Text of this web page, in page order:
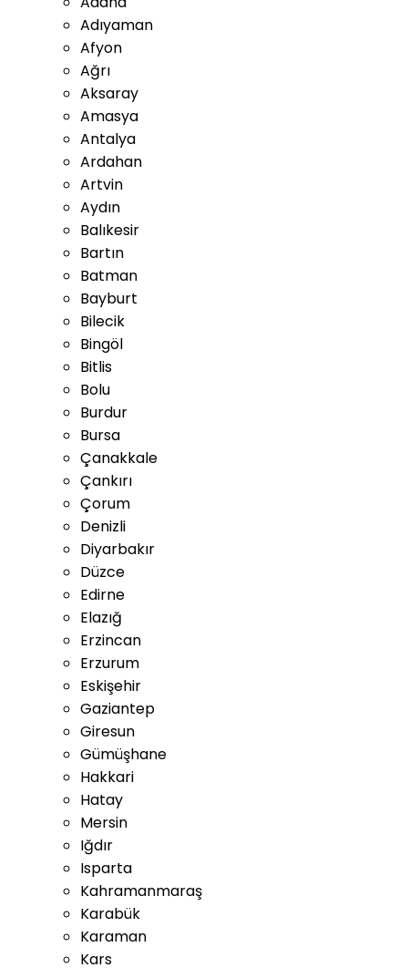
Adıyaman
Afyon
Ağrı
Aksaray
Amasya
Antalya
Ardahan
Artvin
Aydın
Balıkesir
Bartın
Batman
Bayburt
Bilecik
Bingöl
Bitlis
Bolu
Burdur
Bursa
Çanakkale
Çankırı
Çorum
Denizli
Diyarbakır
Düzce
Edirne
Elazığ
Erzincan
Erzurum
Eskişehir
Gaziantep
Giresun
Gümüşhane
Hakkari
Hatay
Mersin
Iğdır
Isparta
Kahramanmaraş
Karabük
Karaman
Kars